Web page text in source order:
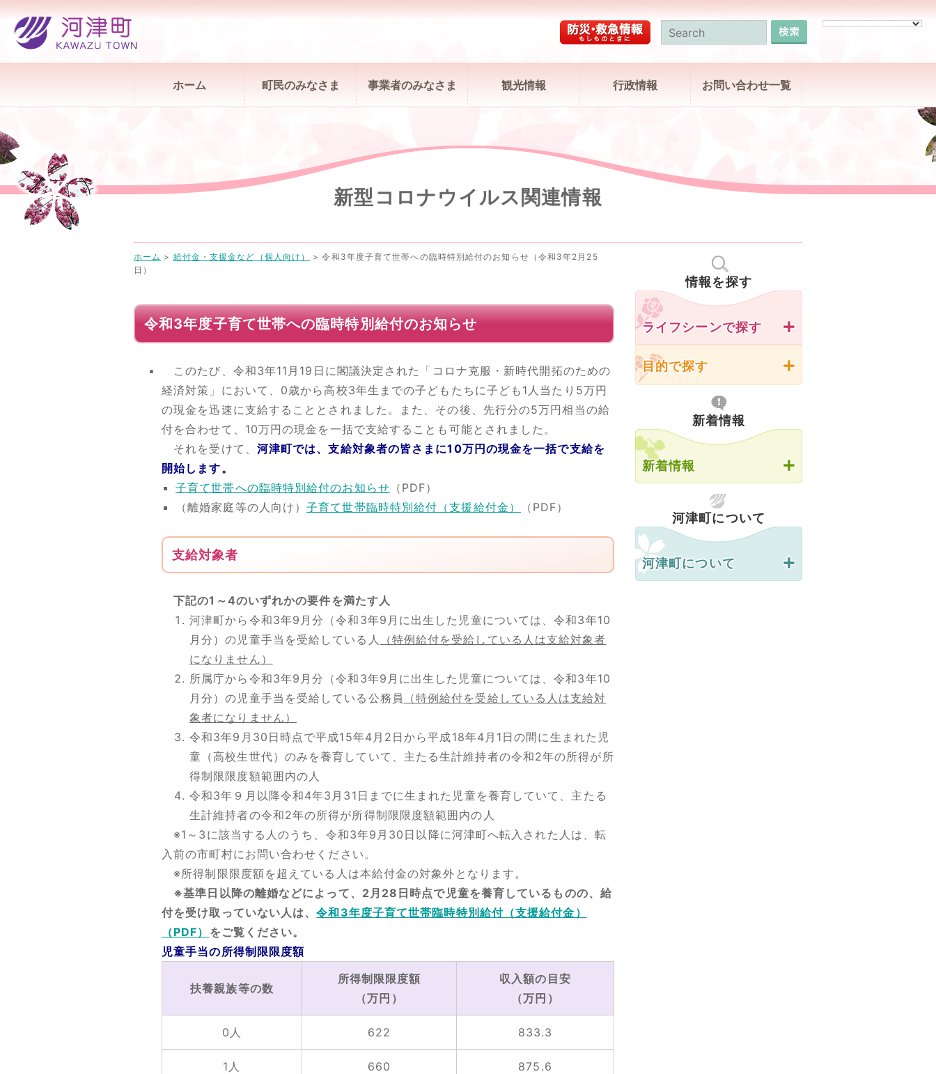
ホーム 町民のみなさま 事業者のみなさま 観光情報 行政情報 お問い合わせ一覧
新型コロナウイルス関連情報
情報を探す
ライフシーンで探す
目的で探す
新着情報
新着情報
河津町について
河津町について
ホーム > 給付金・支援金など（個人向け） >令和3年度子育て世帯への臨時特別給付のお知らせ（令和3年2月25
日）
令和3年度子育て世帯への臨時特別給付のお知らせ
このたび、令和3年11月19日に閣議決定された「コロナ克服・新時代開拓のための
経済対策」において、0歳から高校3年生までの子どもたちに子ども1人当たり5万円
の現金を迅速に支給することとされました。また、その後、先行分の5万円相当の給
付を合わせて、10万円の現金を一括で支給することも可能とされました。
それを受けて、 河津町では、支給対象者の皆さまに10万円の現金を一括で支給を
開始します。
子育て世帯への臨時特別給付のお知らせ （PDF）
（離婚家庭等の人向け）子育て世帯臨時特別給付（支援給付金） （PDF）
支給対象者
下記の1～4のいずれかの要件を満たす人
河津町から令和3年9月分（令和3年9月に出生した児童については、令和3年10
月分）の児童手当を受給している人
（特例給付を受給している人は支給対象者
になりません）
所属庁から令和3年9月分（令和3年9月に出生した児童については、令和3年10
月分）の児童手当を受給している公務員
（特例給付を受給している人は支給対
象者になりません）
令和3年9月30日時点で平成15年4月2日から平成18年4月1日の間に生まれた児
童（高校生世代）のみを養育していて、主たる生計維持者の令和2年の所得が所
得制限限度額範囲内の人
令和3年９月以降令和4年3月31日までに生まれた児童を養育していて、主たる
生計維持者の令和2年の所得が所得制限限度額範囲内の人
※1～3に該当する人のうち、令和3年9月30日以降に河津町へ転入された人は、転
入前の市町村にお問い合わせください。
※所得制限限度額を超えている人は本給付金の対象外となります。
※基準日以降の離婚などによって、2月28日時点で児童を養育しているものの、給
付を受け取っていない人は、令和3年度子育て世帯臨時特別給付（支援給付金）
（PDF） をご覧ください。
児童手当の所得制限限度額
扶養親族等の数
所得制限限度額
（万円）
収入額の目安
（万円）
0人 622 833.3
1人 660 875.6